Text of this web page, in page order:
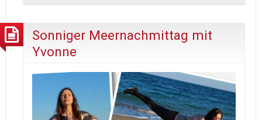
Sonniger Meernachmittag mit
Yvonne